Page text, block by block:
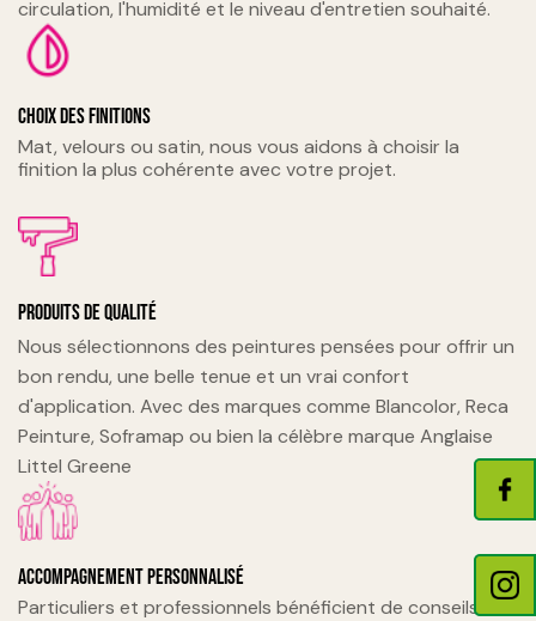
circulation, l'humidité et le niveau d'entretien souhaité.
Choix des finitions
Mat, velours ou satin, nous vous aidons à choisir la
finition la plus cohérente avec votre projet.
Produits de qualité
Nous sélectionnons des peintures pensées pour offrir un
bon rendu, une belle tenue et un vrai confort
d'application. Avec des marques comme Blancolor, Reca
Peinture, Soframap ou bien la célèbre marque Anglaise
Littel Greene
Accompagnement personnalisé
Particuliers et professionnels bénéficient de conseils